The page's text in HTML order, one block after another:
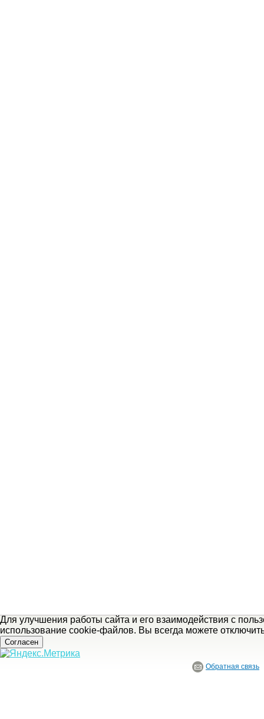
Для улучшения работы сайта и его взаимодействия с
использование cookie-файлов. Вы всегда можете
Согласен
Обратная связь